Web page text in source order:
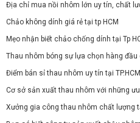
Địa chỉ mua nồi nhôm lớn uy tín, chất
Chảo không dính giá rẻ tại tp HCM
Mẹo nhận biết chảo chống dính tại Tp
Thau nhôm bóng sự lựa chọn hàng
Điểm bán sỉ thau nhôm uy tín tại TP.HCM
Cơ sở sản xuất thau nhôm với những
Xưởng gia công thau nhôm chất lượng